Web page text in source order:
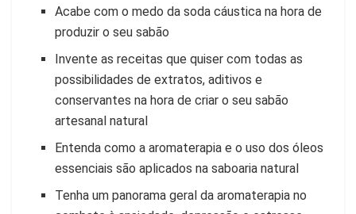
Acabe com o medo da soda cáustica na hora de
produzir o seu sabão
Invente as receitas que quiser com todas as
possibilidades de extratos, aditivos e
conservantes na hora de criar o seu sabão
artesanal natural
Entenda como a aromaterapia e o uso dos óleos
essenciais são aplicados na saboaria natural
Tenha um panorama geral da aromaterapia no